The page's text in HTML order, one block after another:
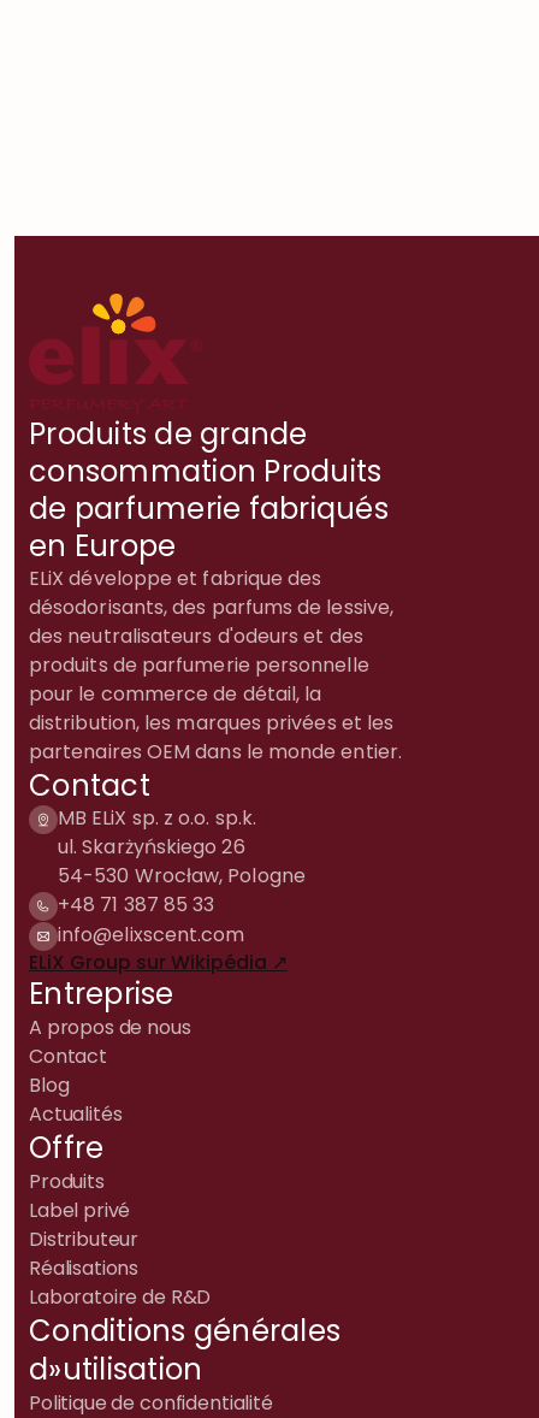
Produits de grande
consommation Produits
de parfumerie fabriqués
en Europe
ELiX développe et fabrique des
désodorisants, des parfums de lessive,
des neutralisateurs d'odeurs et des
produits de parfumerie personnelle
pour le commerce de détail, la
distribution, les marques privées et les
partenaires OEM dans le monde entier.
Contact
MB ELiX sp. z o.o. sp.k.
ul. Skarżyńskiego 26
54-530 Wrocław, Pologne
+48 71 387 85 33
info@elixscent.com
ELiX Group sur Wikipédia ↗
Entreprise
A propos de nous
Contact
Blog
Actualités
Offre
Produits
Label privé
Distributeur
Réalisations
Laboratoire de R&D
Conditions générales
d»utilisation
Politique de confidentialité